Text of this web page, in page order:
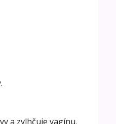
a zvlhčuje vagínu.